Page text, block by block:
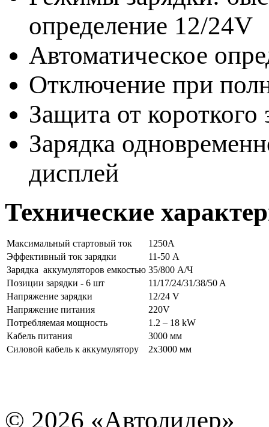
определение 12/24V
Автоматическое
Отключение при
Защита от короткого
Зарядка
дисплей
Технические
Максимальный стартовый ток
1250A
Эффективный ток зарядки
11-50 А
Зарядка аккумуляторов емкостью 35/800 А/Ч
Позиции зарядки - 6 шт
11/17/24/31/38/50 A
Напряжение зарядки
12/24 V
Напряжение питания
220V
Потребляемая мощность
1.2 – 18 kW
Кабель питания
3000 мм
Силовой кабель к аккумулятору
2х3000 мм
© 2026 «Автолидер»